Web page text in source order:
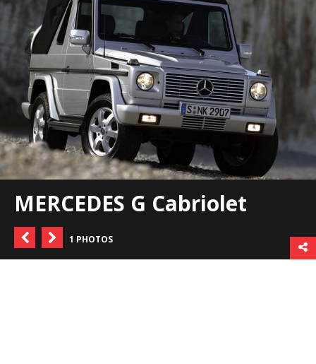
MERCEDES G Cabriolet
1 PHOTOS